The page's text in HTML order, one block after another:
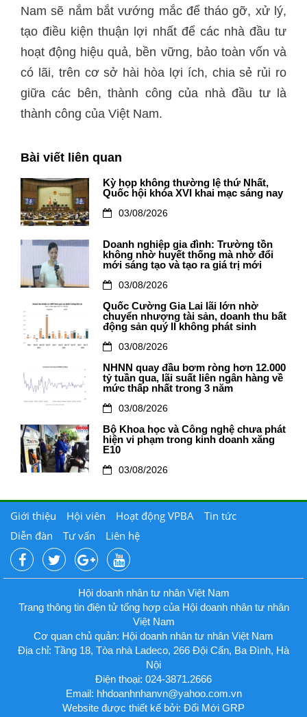
Nam sẽ nắm bắt vướng mắc để tháo gỡ, xử lý,
tạo điều kiện thuận lợi nhất để các nhà đầu tư
hoạt động hiệu quả, bền vững, bảo toàn vốn và
có lãi, trên cơ sở hài hòa lợi ích, chia sẻ rủi ro
giữa các bên, thành công của nhà đầu tư là
thành công của Việt Nam.
Bài viết liên quan
Kỳ họp không thường lệ thứ Nhất,
Quốc hội khóa XVI khai mạc sáng nay
03/08/2026
Doanh nghiệp gia đình: Trường tồn
không nhờ huyết thống mà nhờ đổi
mới sáng tạo và tạo ra giá trị mới
03/08/2026
Quốc Cường Gia Lai lãi lớn nhờ
chuyển nhượng tài sản, doanh thu bất
động sản quý II không phát sinh
03/08/2026
NHNN quay đầu bơm ròng hơn 12.000
tỷ tuần qua, lãi suất liên ngân hàng về
mức thấp nhất trong 3 năm
03/08/2026
Bộ Khoa học và Công nghệ chưa phát
hiện vi phạm trong kinh doanh xăng
E10
03/08/2026
Giới thiệu Hội viên Hoạt động VPBA
Tin tức
Diễn đàn
Tư vấn Liên hệ
Hội doanh nhân tư nhân Việt Nam
Trang thông tin điện tử tổng hợp của Hội doanh nhân tư nhân
Việt Nam
Cơ quan chủ quản: Hội doanh nhân tư nhân Việt Nam
Địa chỉ: Tầng 18, Tòa nhà Ladeco, 266 Đội Cấn, Ba Đình, Hà
Nội
Điện thoại: 024-3871.2666
Email: hhdoanhnhanvn@yahoo.com.vn
Website được thiết kế bởi: Đổi Mới GRP